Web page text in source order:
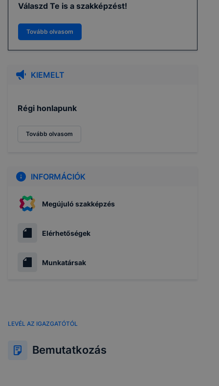
Válaszd Te is a szakképzést!
Tovább olvasom
KIEMELT
Régi honlapunk
Tovább olvasom
INFORMÁCIÓK
Megújuló szakképzés
Elérhetőségek
Munkatársak
LEVÉL AZ IGAZGATÓTÓL
Bemutatkozás